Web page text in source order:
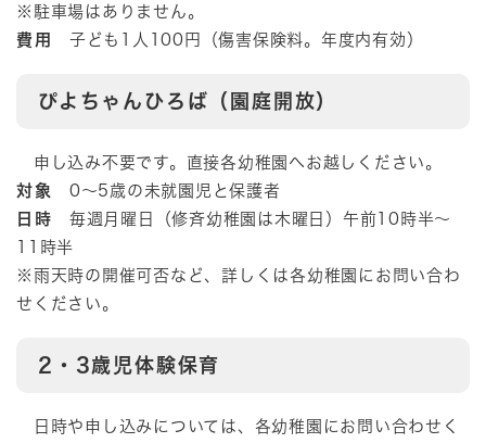
※駐車場はありません。
費用
子ども1人100円（傷害保険料。年度内有効）
ぴよちゃんひろば（園庭開放）
申し込み不要です。直接各幼稚園へお越しください。
対象
0～5歳の未就園児と保護者
日時 毎週月曜日（修斉幼稚園は木曜日）午前10時半～
11時半
※雨天時の開催可否など、詳しくは各幼稚園にお問い合わ
せください。
2・3歳児体験保育
日時や申し込みについては、各幼稚園にお問い合わせく